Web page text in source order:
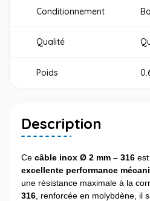
Conditionnement
Qualité
Poids
Description
Ce câble inox Ø 2 mm – 316
excellente performance
une résistance maximale à la
316 , renforcée en molybdène, il